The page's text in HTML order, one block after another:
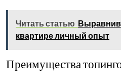
Читать статью
квартире личный опыт
Преимущества